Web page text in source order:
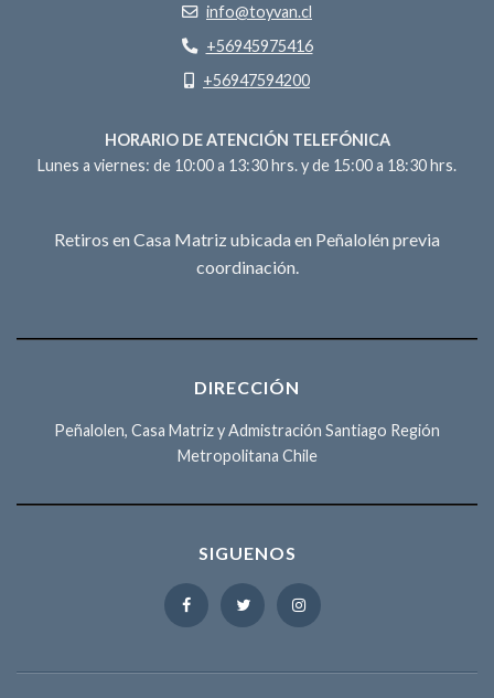
info@toyvan.cl
+56945975416
+56947594200
HORARIO DE ATENCIÓN TELEFÓNICA
Lunes a viernes: de 10:00 a 13:30 hrs. y de 15:00 a 18:30 hrs.
Retiros en Casa Matriz ubicada en Peñalolén previa
coordinación.
DIRECCIÓN
Peñalolen, Casa Matriz y Admistración Santiago Región
Metropolitana Chile
SIGUENOS